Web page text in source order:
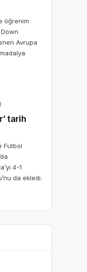
öğrenim
Avrupa
tarih
Futbol
4-1
da ekledi.